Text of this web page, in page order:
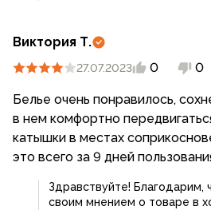
Виктория Т.
27.07.2023 0 0
Белье очень понравилось,
в нем комфортно
катышки в местах
это всего за 9 дней
Здравствуйте! Благодарим,
своим мнением о товаре в